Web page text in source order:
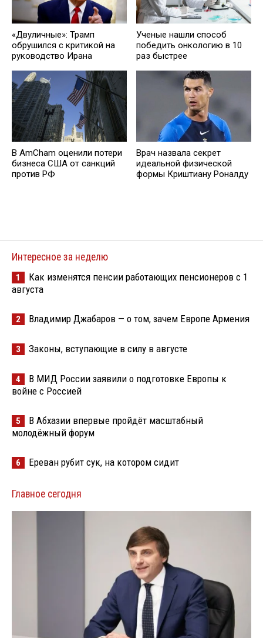
«Двуличные»: Трамп
обрушился с критикой на
руководство Ирана
Ученые нашли способ
победить онкологию в 10
раз быстрее
В AmCham оценили потери
бизнеса США от санкций
против РФ
Врач назвала секрет
идеальной физической
формы Криштиану Роналду
Интересное за неделю
1
Как изменятся пенсии работающих пенсионеров с 1
августа
2 Владимир Джабаров — о том, зачем Европе Армения
3 Законы, вступающие в силу в августе
4
В МИД России заявили о подготовке Европы к
войне с Россией
5
В Абхазии впервые пройдёт масштабный
молодёжный форум
6 Ереван рубит сук, на котором сидит
Главное сегодня